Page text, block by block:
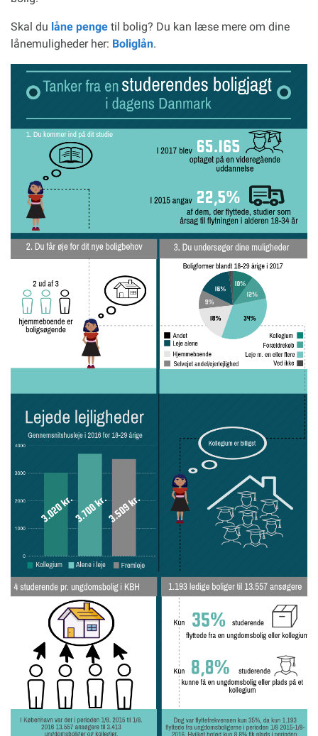
Skal du låne penge til bolig? Du kan læse mere om dine
lånemuligheder her: Boliglån.